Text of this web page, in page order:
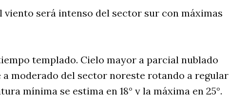
será intenso del sector sur con máximas
templado. Cielo mayor a parcial nublado
a moderado del sector noreste rotando a regular
mínima se estima en 18° y la máxima en 25°.